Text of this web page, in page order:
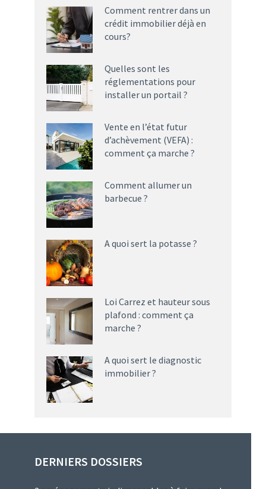
Comment rentrer dans un
crédit immobilier déjà en
cours?
Quelles sont les
réglementations pour
installer un portail ?
Vente en l’état futur
d’achèvement (VEFA) :
comment ça marche ?
Comment allumer un
barbecue ?
A quoi sert la potasse ?
Loi Carrez et hauteur sous
plafond : comment ça
marche ?
A quoi sert le diagnostic
immobilier ?
DERNIERS DOSSIERS